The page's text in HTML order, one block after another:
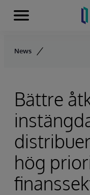
Skip to content
Menu
News
Bättre
hög